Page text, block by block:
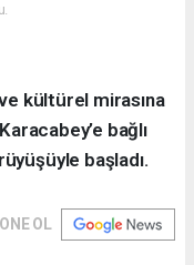
kültürel mirasına
bağlı
başladı.
OL